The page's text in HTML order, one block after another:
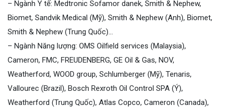
– Ngành Y tế: Medtronic Sofamor danek, Smith & Nephew,
Biomet, Sandvik Medical (Mỹ), Smith & Nephew (Anh), Biomet,
Smith & Nephew (Trung Quốc)…
– Ngành Năng lượng: OMS Oilfield services (Malaysia),
Cameron, FMC, FREUDENBERG, GE Oil & Gas, NOV,
Weatherford, WOOD group, Schlumberger (Mỹ), Tenaris,
Vallourec (Brazil), Bosch Rexroth Oil Control SPA (Ý),
Weatherford (Trung Quốc), Atlas Copco, Cameron (Canada),